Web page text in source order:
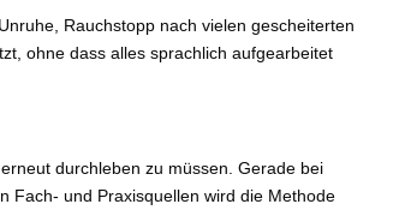
Rauchstopp nach vielen gescheiterten
ohne dass alles sprachlich aufgearbeitet
durchleben zu müssen. Gerade bei
Fach- und Praxisquellen wird die Methode